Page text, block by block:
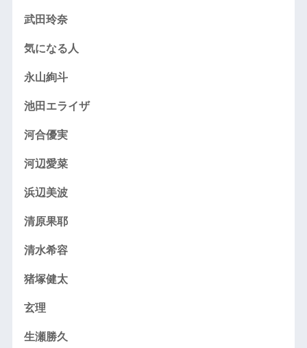
武田玲奈
気になる人
永山絢斗
池田エライザ
河合優実
河辺愛菜
浜辺美波
清原果耶
清水希容
猪塚健太
玄理
生瀬勝久